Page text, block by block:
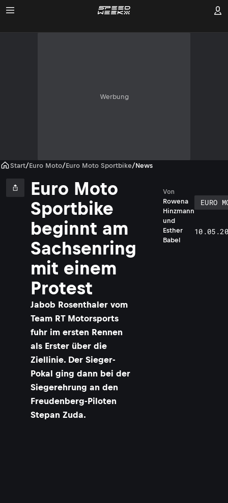
Werbung
Start/Euro Moto/Euro Moto Sportbike/News
Euro Moto
Sportbike
beginnt am
Sachsenring
mit einem
Protest
Jabob Rosenthaler vom
Team RT Motorsports
fuhr im ersten Rennen
als Erster über die
Ziellinie. Der Sieger-
Pokal ging dann bei der
Siegerehrung an den
Freudenberg-Piloten
Stepan Zuda.
RB
Rowena
Hinzmann
und
Esther
Babel
Von
EURO